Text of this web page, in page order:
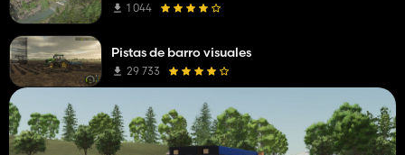
1 044
Pistas de barro visuales
29 733